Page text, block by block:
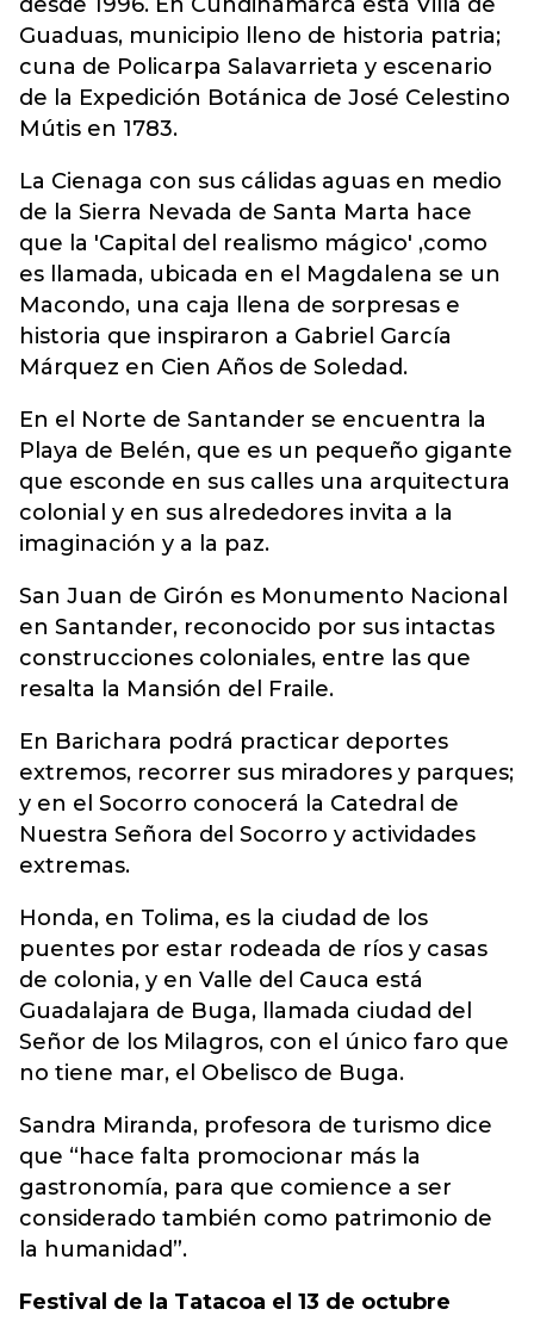
Guaduas, municipio lleno de historia patria;
cuna de Policarpa Salavarrieta y escenario
de la Expedición Botánica de José Celestino
Mútis en 1783.
La Cienaga con sus cálidas aguas en medio
de la Sierra Nevada de Santa Marta hace
que la 'Capital del realismo mágico' ,como
es llamada, ubicada en el Magdalena se un
Macondo, una caja llena de sorpresas e
historia que inspiraron a Gabriel García
Márquez en Cien Años de Soledad.
En el Norte de Santander se encuentra la
Playa de Belén, que es un pequeño gigante
que esconde en sus calles una arquitectura
colonial y en sus alrededores invita a la
imaginación y a la paz.
San Juan de Girón es Monumento Nacional
en Santander, reconocido por sus intactas
construcciones coloniales, entre las que
resalta la Mansión del Fraile.
En Barichara podrá practicar deportes
extremos, recorrer sus miradores y parques;
y en el Socorro conocerá la Catedral de
Nuestra Señora del Socorro y actividades
extremas.
Honda, en Tolima, es la ciudad de los
puentes por estar rodeada de ríos y casas
de colonia, y en Valle del Cauca está
Guadalajara de Buga, llamada ciudad del
Señor de los Milagros, con el único faro que
no tiene mar, el Obelisco de Buga.
Sandra Miranda, profesora de turismo dice
que “hace falta promocionar más la
gastronomía, para que comience a ser
considerado también como patrimonio de
la humanidad”.
Festival de la Tatacoa el 13 de octubre